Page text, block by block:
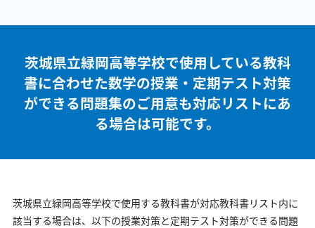
茨城県立緑岡高等学校で使用している教科
書に合わせた数学の授業・定期テスト対策
ができる問題集のご用意も対応リストにあ
る場合は可能です。
茨城県立緑岡高等学校で使用する教科書が対応教科書リスト内に
該当する場合は、以下の授業対策と定期テスト対策ができる問題